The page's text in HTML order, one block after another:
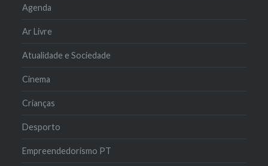
Agenda
Ar Livre
Atualidade e Sociedade
Cinema
Crianças
Desporto
Empreendedorismo PT